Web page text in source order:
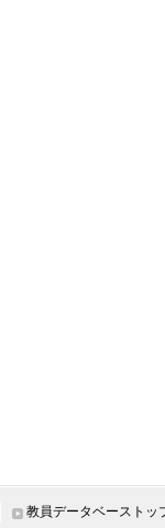
教員データベーストッ